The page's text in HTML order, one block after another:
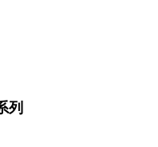
列